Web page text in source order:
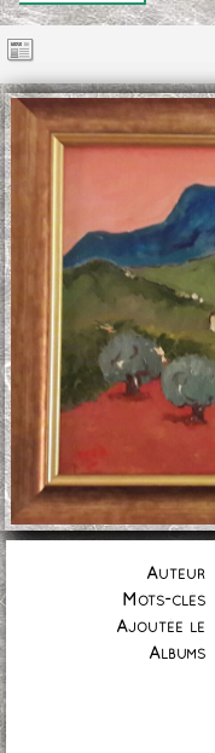
Auteur
Mots-clés
Ajoutée le
Albums